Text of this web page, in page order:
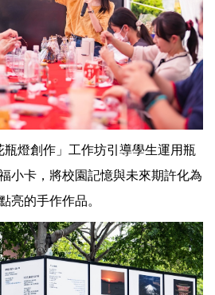
燈創作」工作坊引導學生運用瓶
小卡，將校園記憶與未來期許化為
亮的手作作品。